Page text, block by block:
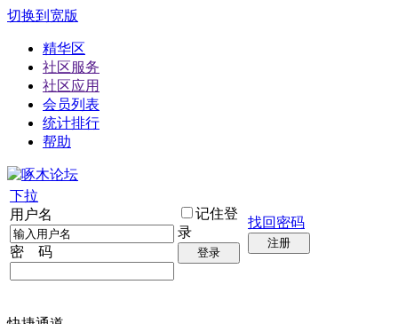
切换到宽版
精华区
社区服务
社区应用
会员列表
统计排行
帮助
下拉
用户名
密 码
记住登
录
登录
找回密码
注册